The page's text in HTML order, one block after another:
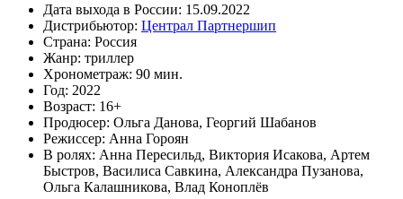
Дата выхода в России: 15.09.2022
Дистрибьютор: Централ Партнершип
Страна: Россия
Жанр: триллер
Хронометраж: 90 мин.
Год: 2022
Возраст: 16+
Продюсер: Ольга Данова, Георгий Шабанов
Режиссер: Анна Гороян
В ролях: Анна Пересильд, Виктория Исакова, Артем
Быстров, Василиса Савкина, Александра Пузанова,
Ольга Калашникова, Влад Коноплёв